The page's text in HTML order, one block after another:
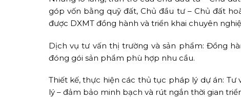
góp vốn bằng quỹ đất, Chủ đầu tư – Chủ đất
được DXMT đồng hành và triển khai chuyên
Dịch vụ tư vấn thị trường và sản phẩm: Đồng
đóng gói sản phẩm phù hợp nhu cầu.
Thiết kế, thực hiện các thủ tục pháp lý dự án:
lý – đảm bảo minh bạch và rút ngắn thời gian